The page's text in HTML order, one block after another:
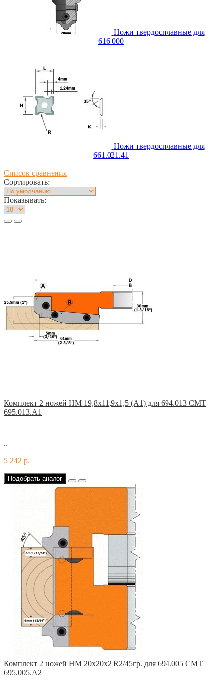
Ножи твердосплавные для
616.000
Ножи твердосплавные для
661.021.41
Список сравнения
Сортировать:
Показывать:
Комплект 2 ножей HM 19,8x11,9x1,5 (A1) для 694.013 CMT
695.013.A1
..
5 242 р.
Подобрать аналог
Комплект 2 ножей HM 20x20x2 R2/45гр. для 694.005 CMT
695.005.A2